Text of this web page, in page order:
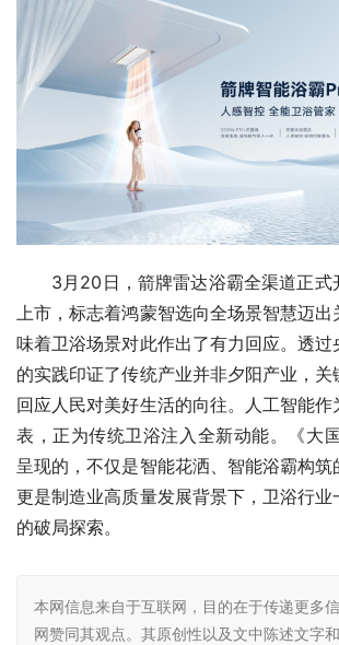
3月20日，箭牌雷达浴霸全渠道正式
上市，标志着鸿蒙智选向全场景智慧迈
味着卫浴场景对此作出了有力回应。透
的实践印证了传统产业并非夕阳产业，
回应人民对美好生活的向往。人工智能
表，正为传统卫浴注入全新动能。《大国
呈现的，不仅是智能花洒、智能浴霸构筑
更是制造业高质量发展背景下，卫浴行业
的破局探索。
本网信息来自于互联网，目的在于传递更多
网赞同其观点。其原创性以及文中陈述文字